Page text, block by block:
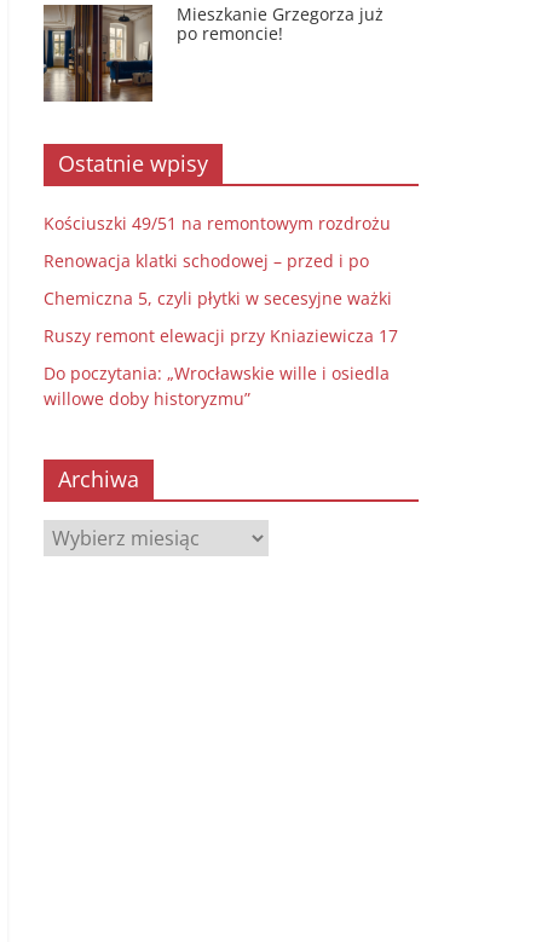
Mieszkanie Grzegorza już
po remoncie!
Ostatnie wpisy
Kościuszki 49/51 na remontowym rozdrożu
Renowacja klatki schodowej – przed i po
Chemiczna 5, czyli płytki w secesyjne ważki
Ruszy remont elewacji przy Kniaziewicza 17
Do poczytania: „Wrocławskie wille i osiedla
willowe doby historyzmu”
Archiwa
Archiwa